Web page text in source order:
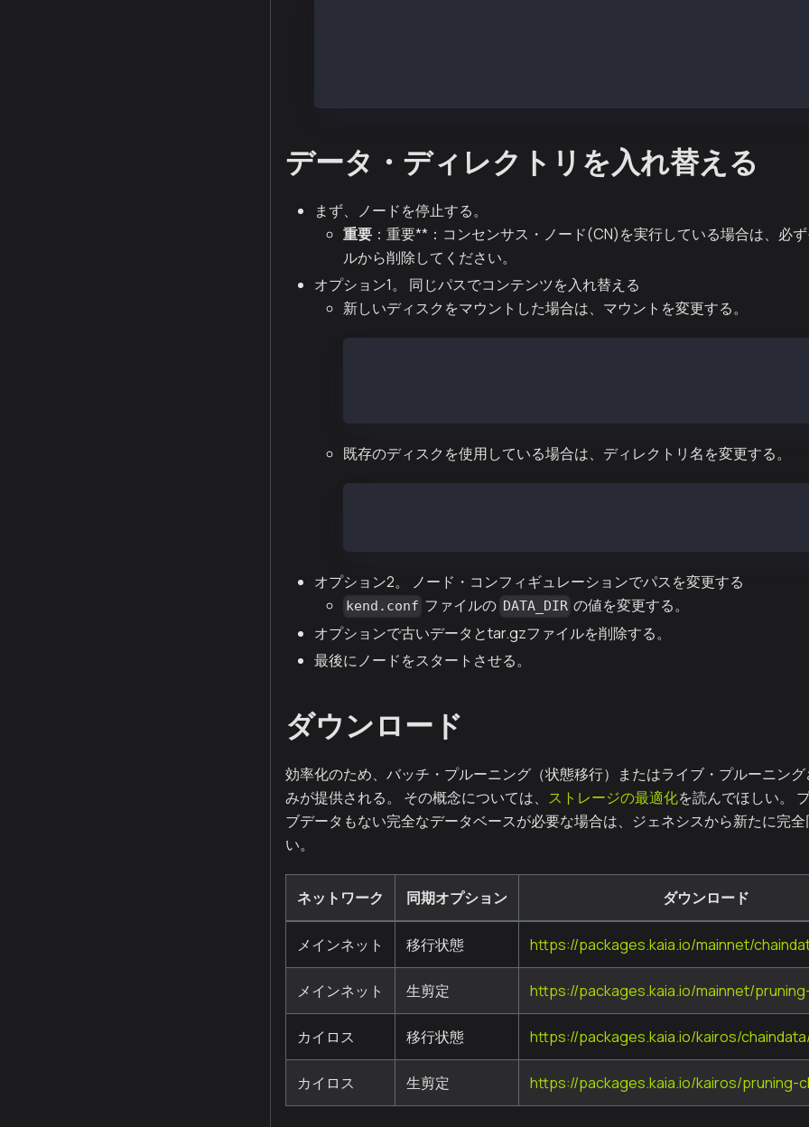
データ・ディレクトリを入れ替える
まず、ノードを停止する。
重要 ：重要**：コンセンサス・ノード(CN)を実行している場合は、必
ルから削除してください。
オプション1。 同じパスでコンテンツを入れ替える
新しいディスクをマウントした場合は、マウントを変更する。
既存のディスクを使用している場合は、ディレクトリ名を変更する。
オプション2。 ノード・コンフィギュレーションでパスを変更する
kend.conf ファイルの DATA_DIR の値を変更する。
オプションで古いデータとtar.gzファイルを削除する。
最後にノードをスタートさせる。
ダウンロード
効率化のため、バッチ・プルーニング（状態移行）またはライブ・プルーニン
みが提供される。 その概念については、 ストレージの最適化を読んでほしい。
ブデータもない完全なデータベースが必要な場合は、ジェネシスから新たに完
い。
ネットワーク 同期オプション ダウンロード
メインネット 移行状態 https://packages.kaia.io/mainnet/
メインネット 生剪定 https://packages.kaia.io/mainnet/
カイロス 移行状態 https://packages.kaia.io/kairos/
カイロス 生剪定 https://packages.kaia.io/kairos/pruning-